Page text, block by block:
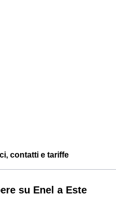
contatti e tariffe
su Enel a Este